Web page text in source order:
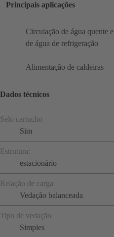
Principais aplicações
Circulação de água quente e
de água de refrigeração
Alimentação de caldeiras
Dados técnicos
Selo cartucho
Sim
Estrutura:
estacionário
Relação de carga
Vedação balanceada
Tipo de vedação
Simples